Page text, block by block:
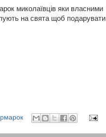
миколаївців яки власними
на свята щоб подарувати